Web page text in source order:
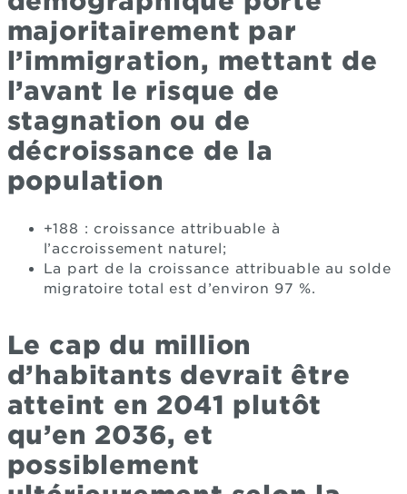
majoritairement par
l’immigration, mettant de
l’avant le risque de
stagnation ou de
décroissance de la
population
+188 : croissance attribuable à
l’accroissement naturel;
La part de la croissance attribuable au solde
migratoire total est d’environ 97 %.
Le cap du million
d’habitants devrait être
atteint en 2041 plutôt
qu’en 2036, et
possiblement